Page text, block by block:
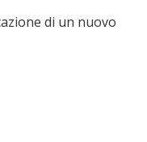
di un nuovo